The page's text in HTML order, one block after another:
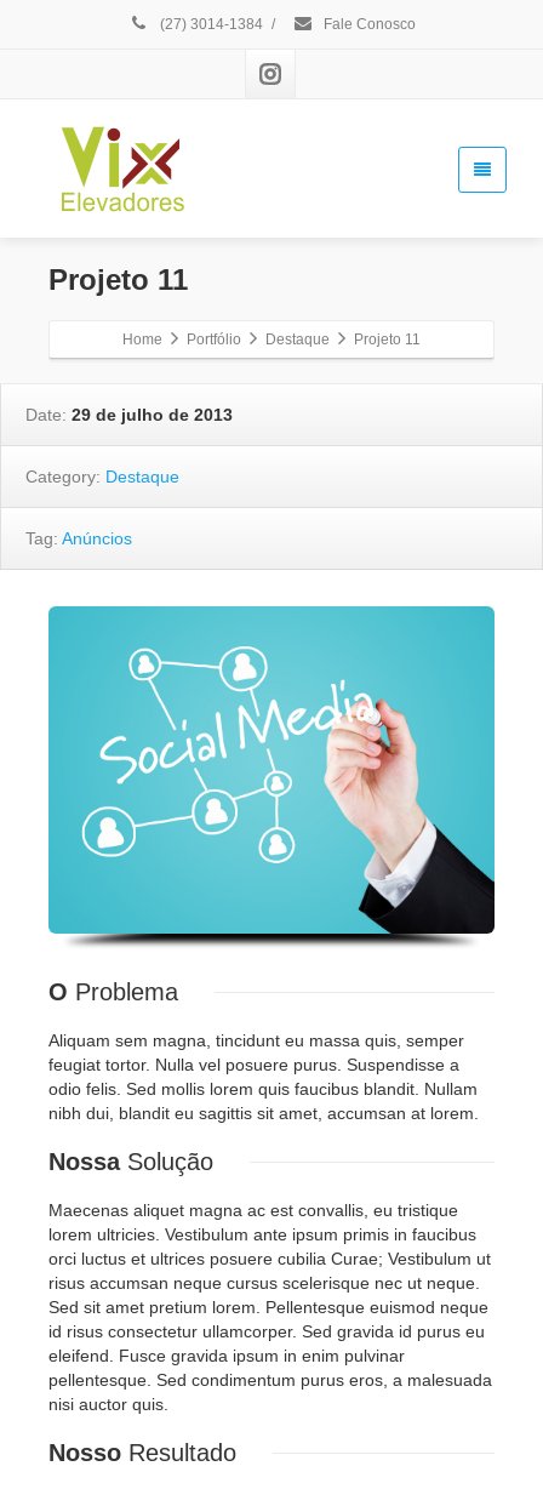
(27) 3014-1384 / Fale Conosco
Projeto 11
Home Portfólio Destaque Projeto 11
Date: 29 de julho de 2013
Category: Destaque
Tag: Anúncios
O Problema
Aliquam sem magna, tincidunt eu massa quis, semper
feugiat tortor. Nulla vel posuere purus. Suspendisse a
odio felis. Sed mollis lorem quis faucibus blandit. Nullam
nibh dui, blandit eu sagittis sit amet, accumsan at lorem.
Nossa Solução
Maecenas aliquet magna ac est convallis, eu tristique
lorem ultricies. Vestibulum ante ipsum primis in faucibus
orci luctus et ultrices posuere cubilia Curae; Vestibulum ut
risus accumsan neque cursus scelerisque nec ut neque.
Sed sit amet pretium lorem. Pellentesque euismod neque
id risus consectetur ullamcorper. Sed gravida id purus eu
eleifend. Fusce gravida ipsum in enim pulvinar
pellentesque. Sed condimentum purus eros, a malesuada
nisi auctor quis.
Nosso Resultado